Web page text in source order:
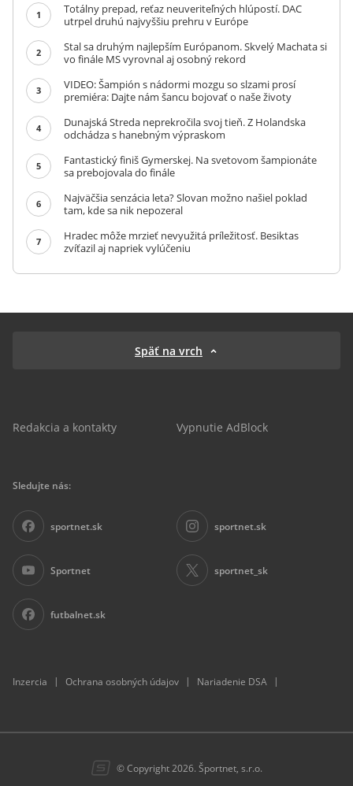
1
Totálny prepad, reťaz neuveriteľných hlúpostí. DAC
utrpel druhú najvyššiu prehru v Európe
2
Stal sa druhým najlepším Európanom. Skvelý Machata si
vo finále MS vyrovnal aj osobný rekord
3
VIDEO: Šampión s nádormi mozgu so slzami prosí
premiéra: Dajte nám šancu bojovať o naše životy
4
Dunajská Streda neprekročila svoj tieň. Z Holandska
odchádza s hanebným výpraskom
5
Fantastický finiš Gymerskej. Na svetovom šampionáte
sa prebojovala do finále
6
Najväčšia senzácia leta? Slovan možno našiel poklad
tam, kde sa nik nepozeral
7
Hradec môže mrzieť nevyužitá príležitosť. Besiktas
zvíťazil aj napriek vylúčeniu
Späť na vrch
Redakcia a kontakty Vypnutie AdBlock
Sledujte nás:
sportnet.sk sportnet.sk
Sportnet sportnet_sk
futbalnet.sk
Inzercia | Ochrana osobných údajov | Nariadenie DSA |
© Copyright 2026. Športnet, s.r.o.